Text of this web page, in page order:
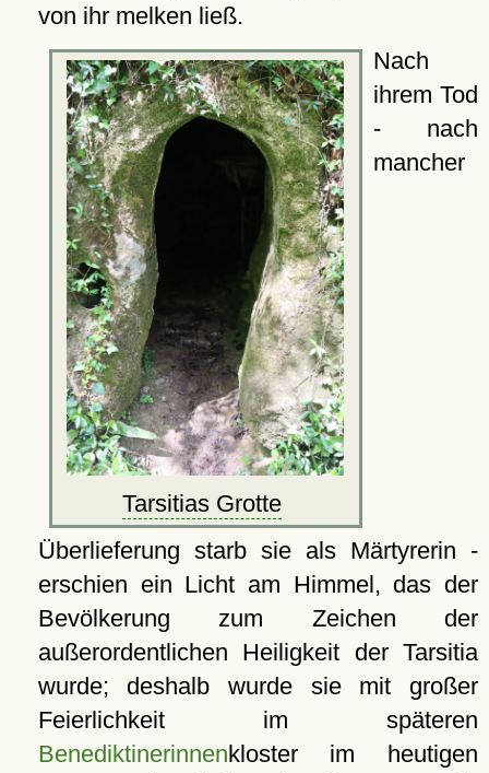
von ihr melken ließ.
Tarsitias Grotte
Nach
ihrem Tod
- nach
mancher
Überlieferung starb sie als Märtyrerin -
erschien ein Licht am Himmel, das der
Bevölkerung zum Zeichen der
außerordentlichen Heiligkeit der Tarsitia
wurde; deshalb wurde sie mit großer
Feierlichkeit im späteren
Benediktinerinnenkloster im heutigen